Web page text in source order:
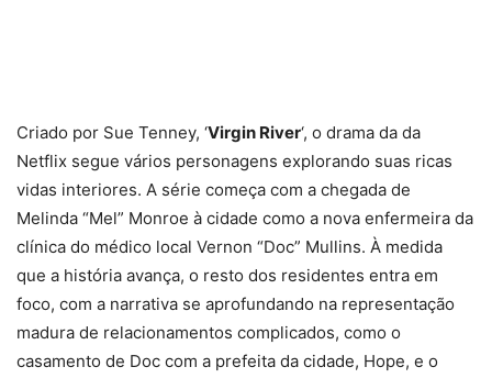
Criado por Sue Tenney, ‘Virgin River‘, o drama da da
Netflix segue vários personagens explorando suas ricas
vidas interiores. A série começa com a chegada de
Melinda “Mel” Monroe à cidade como a nova enfermeira da
clínica do médico local Vernon “Doc” Mullins. À medida
que a história avança, o resto dos residentes entra em
foco, com a narrativa se aprofundando na representação
madura de relacionamentos complicados, como o
casamento de Doc com a prefeita da cidade, Hope, e o